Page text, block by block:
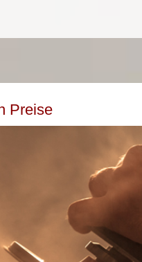
Preise